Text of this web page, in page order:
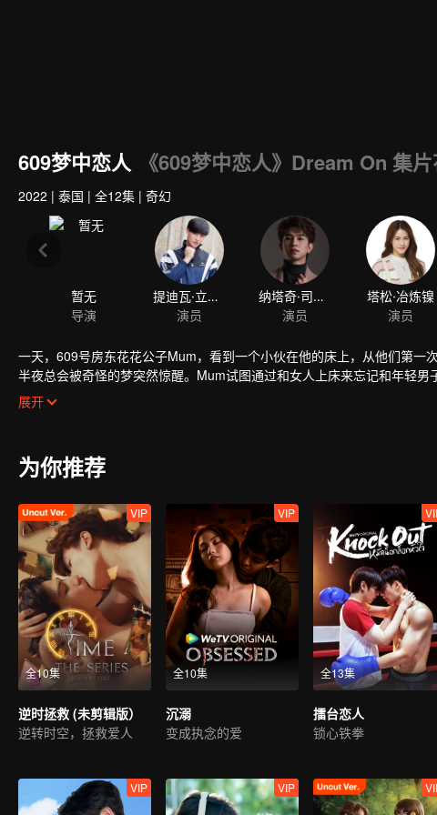
609梦中恋人 《609梦中恋人》Dream On 集
2022 | 泰国 | 全12集 | 奇幻
一天，609号房东花花公子Mum，看到一个小伙在他的床上，从他们第一
半夜总会被奇怪的梦突然惊醒。Mum试图通过和女人上床来忘记和年轻
滴滴联系起来，提出了反向平行宇宙的理论。最后，他在现实生活中遇到
改变未来的开始！
展开
为你推荐
全10集
VIP
逆时拯救 (未剪辑版）
逆转时空，拯救爱人
全10集
VIP
沉溺
变成执念的爱
全13集
擂台恋人
锁心铁拳
VIP VIP